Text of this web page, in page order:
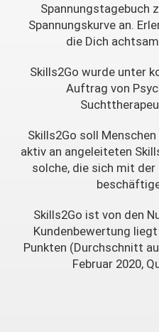
Spannungstagebuch
Spannungskurve an.
die Dich
Skills2Go wurde unter
Auftrag von
Skills2Go soll
aktiv an angeleiteten
solche, die sich mit
Skills2Go ist von den
Kundenbewertung liegt
Punkten (Durchschnitt
Februar 2020,